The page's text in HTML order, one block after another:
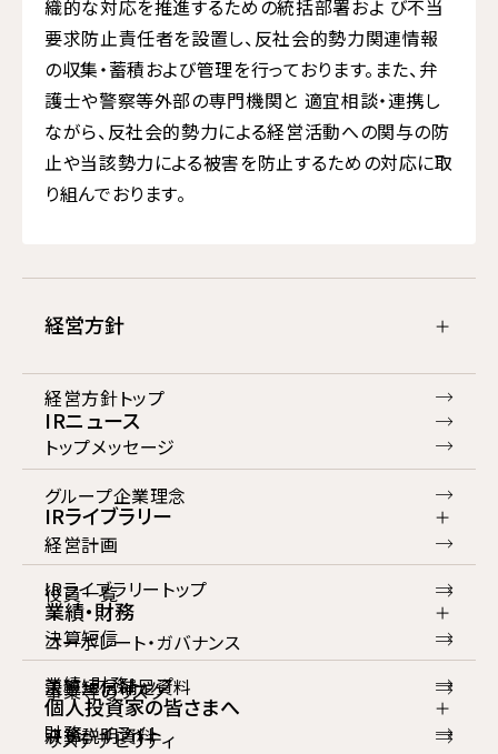
織的な対応を推進するための統括部署およ び不当
要求防止責任者を設置し、反社会的勢力関連情報
の収集・蓄積および管理を行っております。また、弁
護士や警察等外部の専門機関と 適宜相談・連携し
ながら、反社会的勢力による経営活動への関与の防
止や当該勢力による被害を防止するための対応に取
り組んでおります。
経営方針
経営方針トップ
トップメッセージ
グループ企業理念
経営計画
役員一覧
コーポレート・ガバナンス
事業等のリスク
サステナビリティ
IRニュース
IRライブラリー
IRライブラリートップ
決算短信
決算短信補足資料
決算説明資料
業績・財務
業績・財務トップ
財務ハイライト
個人投資家の皆さまへ